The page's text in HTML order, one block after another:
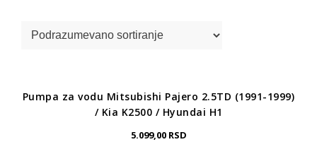
Pumpa za vodu Mitsubishi Pajero 2.5TD (1991-1999)
/ Kia K2500 / Hyundai H1
5.099,00 RSD